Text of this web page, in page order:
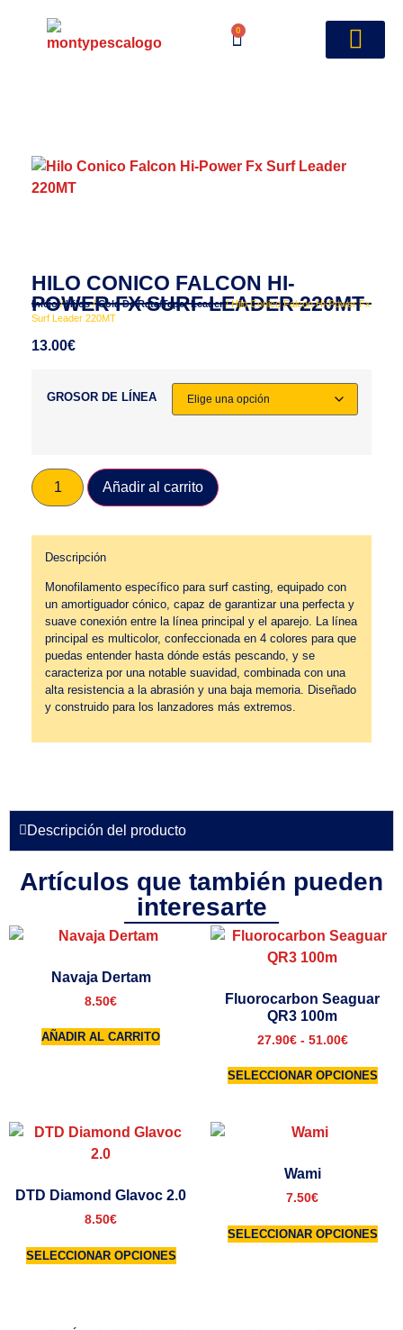
0
HILO CONICO FALCON HI-
POWER FX SURF LEADER 220MT
Inicio/Hilos/Cola De Rata/Taper Leader/ Hilo Conico Falcon Hi-Power Fx
Surf Leader 220MT
13.00€
GROSOR DE LÍNEA
Añadir al carrito
Descripción
Monofilamento específico para surf casting, equipado con
un amortiguador cónico, capaz de garantizar una perfecta y
suave conexión entre la línea principal y el aparejo. La línea
principal es multicolor, confeccionada en 4 colores para que
puedas entender hasta dónde estás pescando, y se
caracteriza por una notable suavidad, combinada con una
alta resistencia a la abrasión y una baja memoria. Diseñado
y construido para los lanzadores más extremos.
Descripción del producto
Artículos que también pueden
interesarte
Navaja Dertam
8.50€
AÑADIR AL CARRITO
Fluorocarbon Seaguar
QR3 100m
27.90€ - 51.00€
SELECCIONAR OPCIONES
DTD Diamond Glavoc 2.0
8.50€
SELECCIONAR OPCIONES
Wami
7.50€
SELECCIONAR OPCIONES